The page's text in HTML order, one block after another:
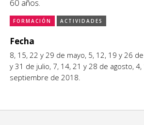
CCE en el interior/libros
Exposiciones
Formación
Género y Diversidad
Letras
60 años.
FORMACIÓN ACTIVIDADES
Fecha
8, 15, 22 y 29 de mayo, 5, 12, 19 y 26
y 31 de julio, 7, 14, 21 y 28 de agosto,
septiembre de 2018.